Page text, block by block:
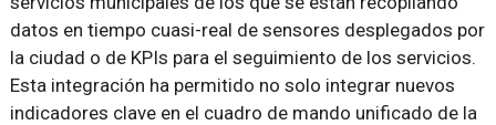
datos en tiempo cuasi-real de sensores desplegados por
la ciudad o de KPIs para el seguimiento de los servicios.
Esta integración ha permitido no solo integrar nuevos
indicadores clave en el cuadro de mando unificado de la